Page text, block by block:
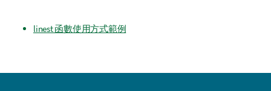
linest 函數使用方式範例